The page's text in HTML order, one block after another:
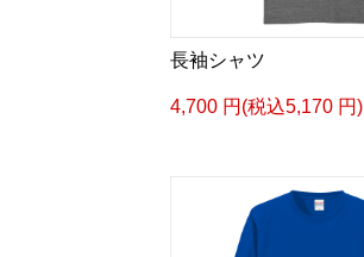
長袖シャツ
4,700 円(税込5,170 円)